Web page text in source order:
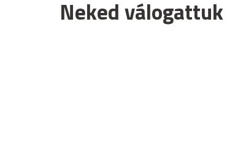
Neked válogattuk